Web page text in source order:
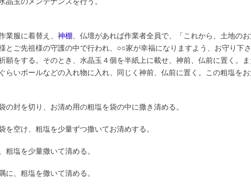
晶玉のメンテナンスを行う。
業服に着替え、 神棚、仏壇があれば作業者全員で、「これから、土地の
とご先祖様の守護の中で行われ、○○家が幸福になりますよう、お守り下さ
願をする。そのとき、水晶玉４個を半紙上に載せ、神前、仏前に置く。
らいボールなどの入れ物に入れ、同じく神前、仏前に置く。この粗塩を
の封を切り、お清め用の粗塩を袋の中に撒き清める。
を空け、粗塩を少量ずつ撒いてお清めする。
粗塩を少量撒いて清める。
に、粗塩を撒いて清める。